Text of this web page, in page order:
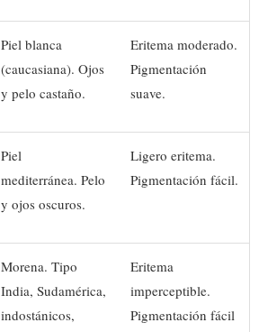
Piel blanca
(caucasiana). Ojos
y pelo castaño.
Eritema moderado.
Pigmentación
suave.
Piel
mediterránea. Pelo
y ojos oscuros.
Ligero eritema.
Pigmentación fácil.
Morena. Tipo
India, Sudamérica,
indostánicos,
Eritema
imperceptible.
Pigmentación fácil